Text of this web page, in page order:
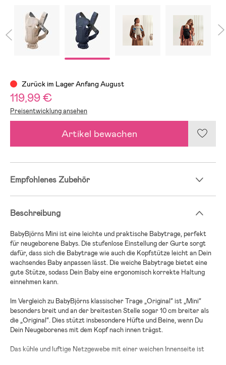
Zurück im Lager Anfang August
119,99 €
Preisentwicklung ansehen
Artikel bewachen
Empfohlenes Zubehör
Beschreibung
BabyBjörns Mini ist eine leichte und praktische Babytrage, perfekt
für neugeborene Babys. Die stufenlose Einstellung der Gurte sorgt
dafür, dass sich die Babytrage wie auch die Kopfstütze leicht an Dein
wachsendes Baby anpassen lässt. Die weiche Babytrage bietet eine
gute Stütze, sodass Dein Baby eine ergonomisch korrekte Haltung
einnehmen kann.
Im Vergleich zu BabyBjörns klassischer Trage „Original“ ist „Mini“
besonders breit und an der breitesten Stelle sogar 10 cm breiter als
die „Original“. Dies stützt insbesondere Hüfte und Beine, wenn Du
Dein Neugeborenes mit dem Kopf nach innen trägst.
Das kühle und luftige Netzgewebe mit einer weichen Innenseite ist